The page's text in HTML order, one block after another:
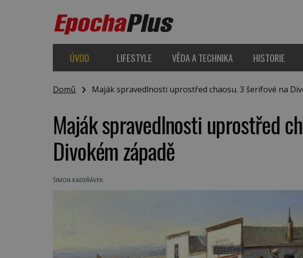
ÚVOD LIFESTYLE VĚDA A TECHNIKA HISTORIE
Domů Maják spravedlnosti uprostřed chaosu. 3 šerifové na
Maják spravedlnosti uprostřed
Divokém západě
ŠIMON KADEŘÁVEK